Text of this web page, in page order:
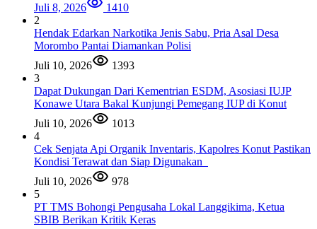
Juli 8, 2026
1410
2
Hendak Edarkan Narkotika Jenis Sabu, Pria Asal Desa
Morombo Pantai Diamankan Polisi
Juli 10, 2026
1393
3
Dapat Dukungan Dari Kementrian ESDM, Asosiasi IUJP
Konawe Utara Bakal Kunjungi Pemegang IUP di Konut
Juli 10, 2026
1013
4
Cek Senjata Api Organik Inventaris, Kapolres Konut Pastikan
Kondisi Terawat dan Siap Digunakan
Juli 10, 2026
978
5
PT TMS Bohongi Pengusaha Lokal Langgikima, Ketua
SBIB Berikan Kritik Keras